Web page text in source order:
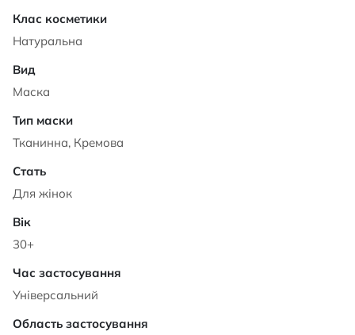
Натуральна
Маска
Тканинна, Кремова
Для жінок
30+
Універсальний